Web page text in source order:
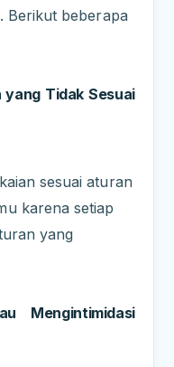
Berikut beberapa
yang Tidak Sesuai
sesuai aturan
karena setiap
yang
Mengintimidasi